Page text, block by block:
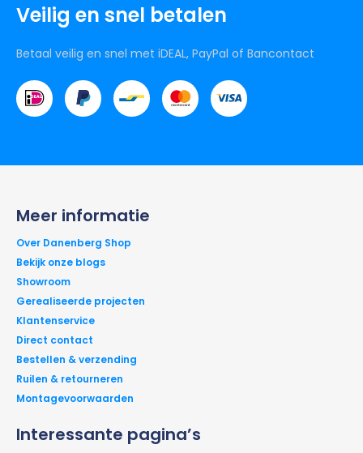
Veilig en snel betalen
Betaal veilig en snel met iDEAL, PayPal of Bancontact
Interessante pagina’s
Meer informatie
Over Danenberg Shop
Bekijk onze blogs
Showroom
Gerealiseerde projecten
Klantenservice
Direct contact
Bestellen & verzending
Ruilen & retourneren
Montagevoorwaarden